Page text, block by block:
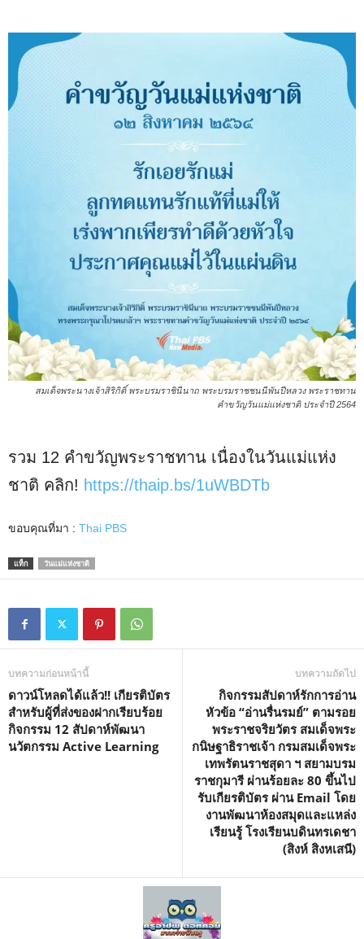
สมเด็จพระนางเจ้าสิริกิติ์ พระบรมราชินีนาถ พระบรมราชชนนีพันปีหลวง พระราชทาน
คำขวัญวันแม่แห่งชาติ ประจำปี 2564
รวม 12 คำขวัญพระราชทาน เนื่องในวันแม่แห่ง
ชาติ คลิก! https://thaip.bs/1uWBDTb
ขอบคุณที่มา : Thai PBS
แท็ก วันแม่แห่งชาติ
บทความก่อนหน้านี้
ดาวน์โหลดได้แล้ว!! เกียรติบัตร
สำหรับผู้ที่ส่งของฝากเรียบร้อย
กิจกรรม 12 สัปดาห์พัฒนา
นวัตกรรม Active Learning
บทความถัดไป
กิจกรรมสัปดาห์รักการอ่าน
หัวข้อ “อ่านรื่นรมย์” ตามรอย
พระราชจริยวัตร สมเด็จพระ
กนิษฐาธิราชเจ้า กรมสมเด็จพระ
เทพรัตนราชสุดา ฯ สยามบรม
ราชกุมารี ผ่านร้อยละ 80 ขึ้นไป
รับเกียรติบัตร ผ่าน Email โดย
งานพัฒนาห้องสมุดและแหล่ง
เรียนรู้ โรงเรียนบดินทรเดชา
(สิงห์ สิงหเสนี)